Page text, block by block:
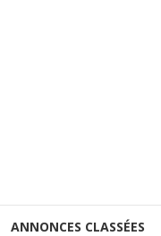
ANNONCES CLASSÉES